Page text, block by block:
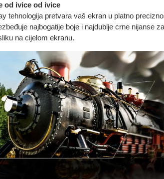
od ivice od ivice
tehnologija pretvara vaš ekran u platno
najbogatije boje i najdublje crne nijanse za
na cijelom ekranu.